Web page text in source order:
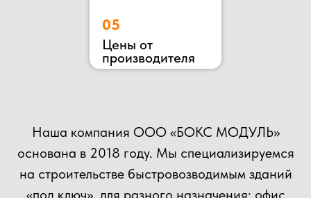
сам процесс изготовления.
Подробнее